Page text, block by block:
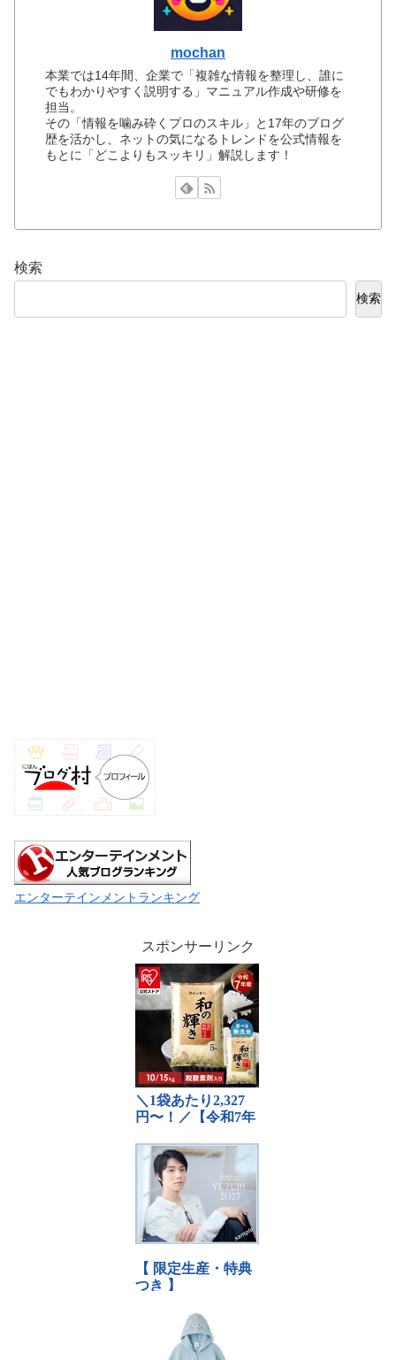
mochan
本業では14年間、企業で「複雑な情報を整理し、誰に
でもわかりやすく説明する」マニュアル作成や研修を
担当。
その「情報を噛み砕くプロのスキル」と17年のブログ
歴を活かし、ネットの気になるトレンドを公式情報を
もとに「どこよりもスッキリ」解説します！
検索
検索
エンターテインメントランキング
スポンサーリンク